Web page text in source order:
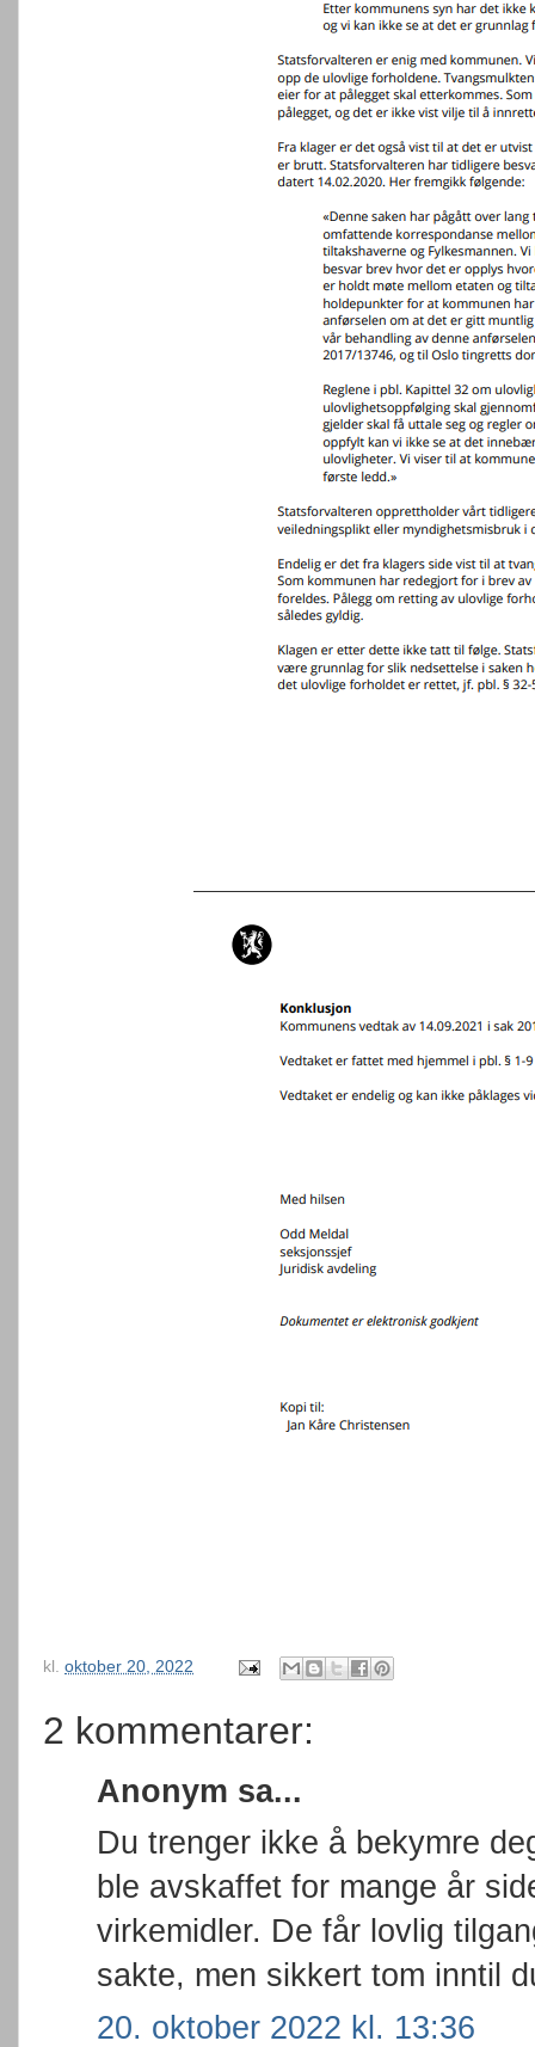
kl. oktober 20, 2022
2 kommentarer:
Anonym sa...
Du trenger ikke å bekymre
ble avskaffet for mange år
virkemidler. De får lovlig
sakte, men sikkert tom inntil
20. oktober 2022 kl. 13:36